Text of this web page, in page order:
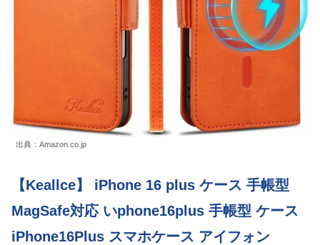
出典：Amazon.co.jp
【Keallce】 iPhone 16 plus ケース 手帳型
MagSafe対応 いphone16plus 手帳型 ケース
iPhone16Plus スマホケース アイフォン